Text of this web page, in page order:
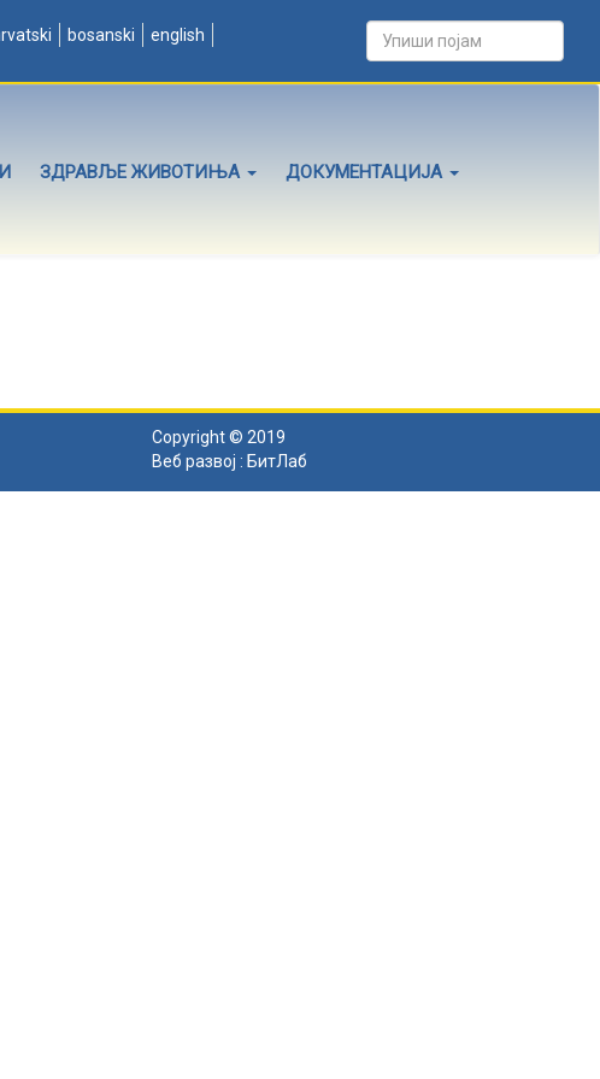
bosanski english
ЗДРАВЉЕ ЖИВОТИЊА ДОКУМЕНТАЦИЈА
Copyright © 2019
Веб развој : БитЛаб